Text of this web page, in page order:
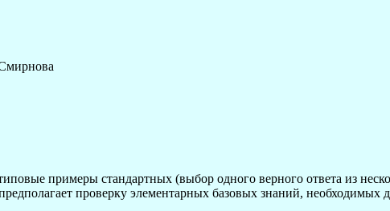
примеры стандартных (выбор одного верного ответа из
проверку элементарных базовых знаний, необходимых